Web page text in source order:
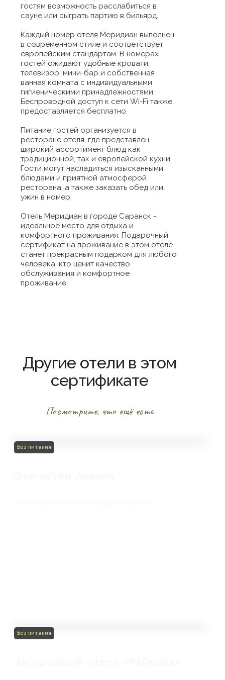
гостям возможность расслабиться в
сауне или сыграть партию в бильярд.
Каждый номер отеля Меридиан выполнен
в современном стиле и соответствует
европейским стандартам. В номерах
гостей ожидают удобные кровати,
телевизор, мини-бар и собственная
ванная комната с индивидуальными
гигиеническими принадлежностями.
Беспроводной доступ к сети Wi-Fi также
предоставляется бесплатно.
Питание гостей организуется в
ресторане отеля, где представлен
широкий ассортимент блюд как
традиционной, так и европейской кухни.
Гости могут насладиться изысканными
блюдами и приятной атмосферой
ресторана, а также заказать обед или
ужин в номер.
Отель Меридиан в городе Саранск -
идеальное место для отдыха и
комфортного проживания. Подарочный
сертификат на проживание в этом отеле
станет прекрасным подарком для любого
человека, кто ценит качество
обслуживания и комфортное
проживание.
Другие отели в этом
сертификате
Посмотрите, что ещё есть
Без питания
Без питания